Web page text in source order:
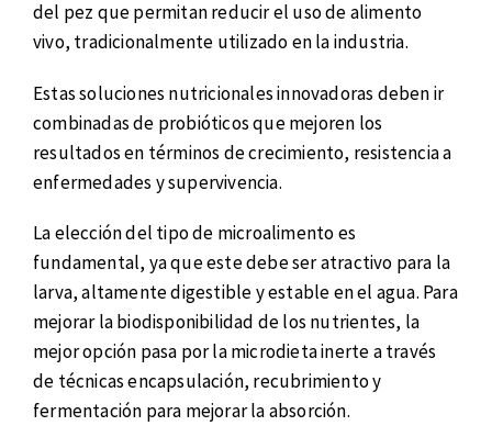
del pez que permitan reducir el uso de alimento
vivo, tradicionalmente utilizado en la industria.
Estas soluciones nutricionales innovadoras deben ir
combinadas de probióticos que mejoren los
resultados en términos de crecimiento, resistencia a
enfermedades y supervivencia.
La elección del tipo de microalimento es
fundamental, ya que este debe ser atractivo para la
larva, altamente digestible y estable en el agua. Para
mejorar la biodisponibilidad de los nutrientes, la
mejor opción pasa por la microdieta inerte a través
de técnicas encapsulación, recubrimiento y
fermentación para mejorar la absorción.